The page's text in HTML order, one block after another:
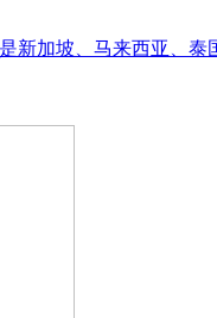
新加坡、马来西亚、